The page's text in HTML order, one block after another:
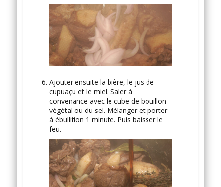
Ajouter ensuite la bière, le jus de
cupuaçu et le miel. Saler à
convenance avec le cube de bouillon
végétal ou du sel. Mélanger et porter
à ébullition 1 minute. Puis baisser le
feu.